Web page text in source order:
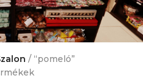
/ “pomeló”